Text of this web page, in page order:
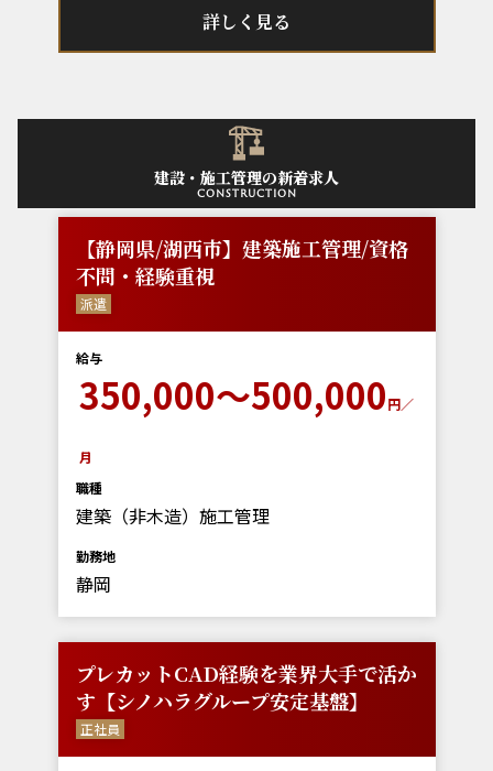
詳しく見る
建設・施工管理の新着求人
construction
【静岡県/湖西市】建築施工管理/資格
不問・経験重視
派遣
給与
350,000～500,000円／
月
職種
建築（非木造）施工管理
勤務地
静岡
プレカットCAD経験を業界大手で活か
す【シノハラグループ安定基盤】
正社員